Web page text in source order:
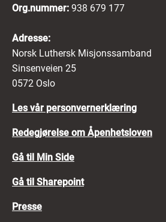
Org.nummer: 938 679 177
Adresse:
Norsk Luthersk Misjonssamband
Sinsenveien 25
0572 Oslo
Les vår personvernerklæring
Redegjørelse om Åpenhetsloven
Gå til Min Side
Gå til Sharepoint
Presse